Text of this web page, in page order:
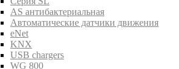
AS антибактериальная
Aвтоматические датчики движения
eNet
KNX
USB chargers
WG 800